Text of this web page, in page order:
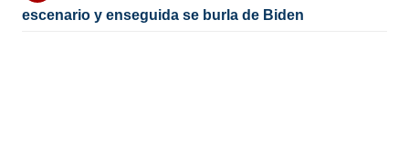
escenario y enseguida se burla de Biden